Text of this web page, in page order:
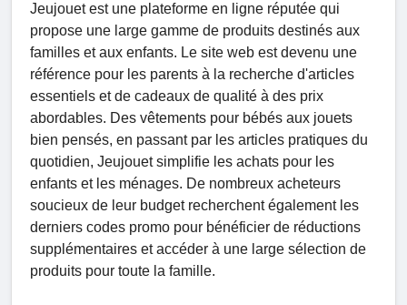
Jeujouet est une plateforme en ligne réputée qui
propose une large gamme de produits destinés aux
familles et aux enfants. Le site web est devenu une
référence pour les parents à la recherche d'articles
essentiels et de cadeaux de qualité à des prix
abordables. Des vêtements pour bébés aux jouets
bien pensés, en passant par les articles pratiques du
quotidien, Jeujouet simplifie les achats pour les
enfants et les ménages. De nombreux acheteurs
soucieux de leur budget recherchent également les
derniers codes promo pour bénéficier de réductions
supplémentaires et accéder à une large sélection de
produits pour toute la famille.